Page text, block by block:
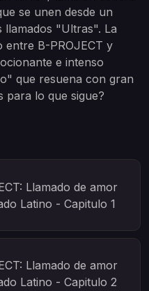
se unen desde un
"Ultras". La
entre B-PROJECT y
e intenso
que resuena con gran
para lo que sigue?
Llamado de amor
Latino - Capitulo 1
Llamado de amor
Latino - Capitulo 2